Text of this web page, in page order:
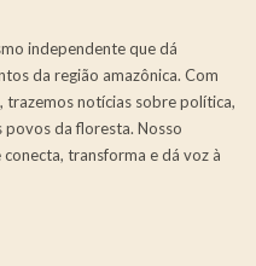
independente que dá
da região amazônica. Com
notícias sobre política,
povos da floresta. Nosso
transforma e dá voz à